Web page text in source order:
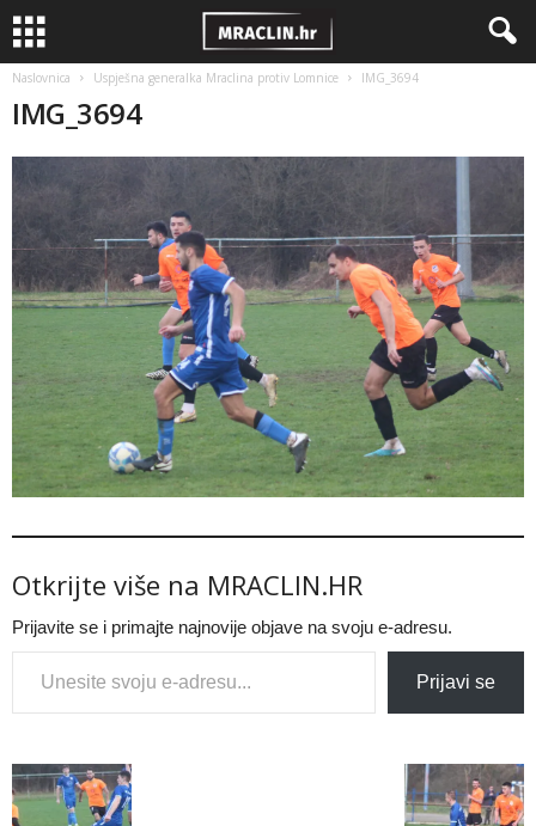
Naslovnica Uspješna generalka Mraclina protiv Lomnice IMG_3694
IMG_3694
Otkrijte više na MRACLIN.HR
Prijavite se i primajte najnovije objave na svoju e-adresu.
Type your email…
Prijavi se